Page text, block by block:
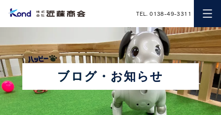
近藤商会
TEL. 0138-49-3311
ブログ・お知らせ